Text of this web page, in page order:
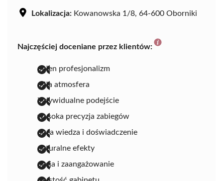
Lokalizacja: Kowanowska 1/8, 64-600 Oborniki
Najczęściej doceniane przez klientów:
pełen profesjonalizm
miła atmosfera
indywidualne podejście
wysoka precyzja zabiegów
duża wiedza i doświadczenie
naturalne efekty
pasja i zaangażowanie